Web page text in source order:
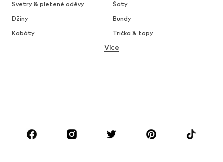
Svetry & pletené oděvy
Šaty
Džíny
Bundy
Kabáty
Trička & topy
Spodní prádlo
Sukně
Halenky & tuniky
Doplňky
Premium
Více